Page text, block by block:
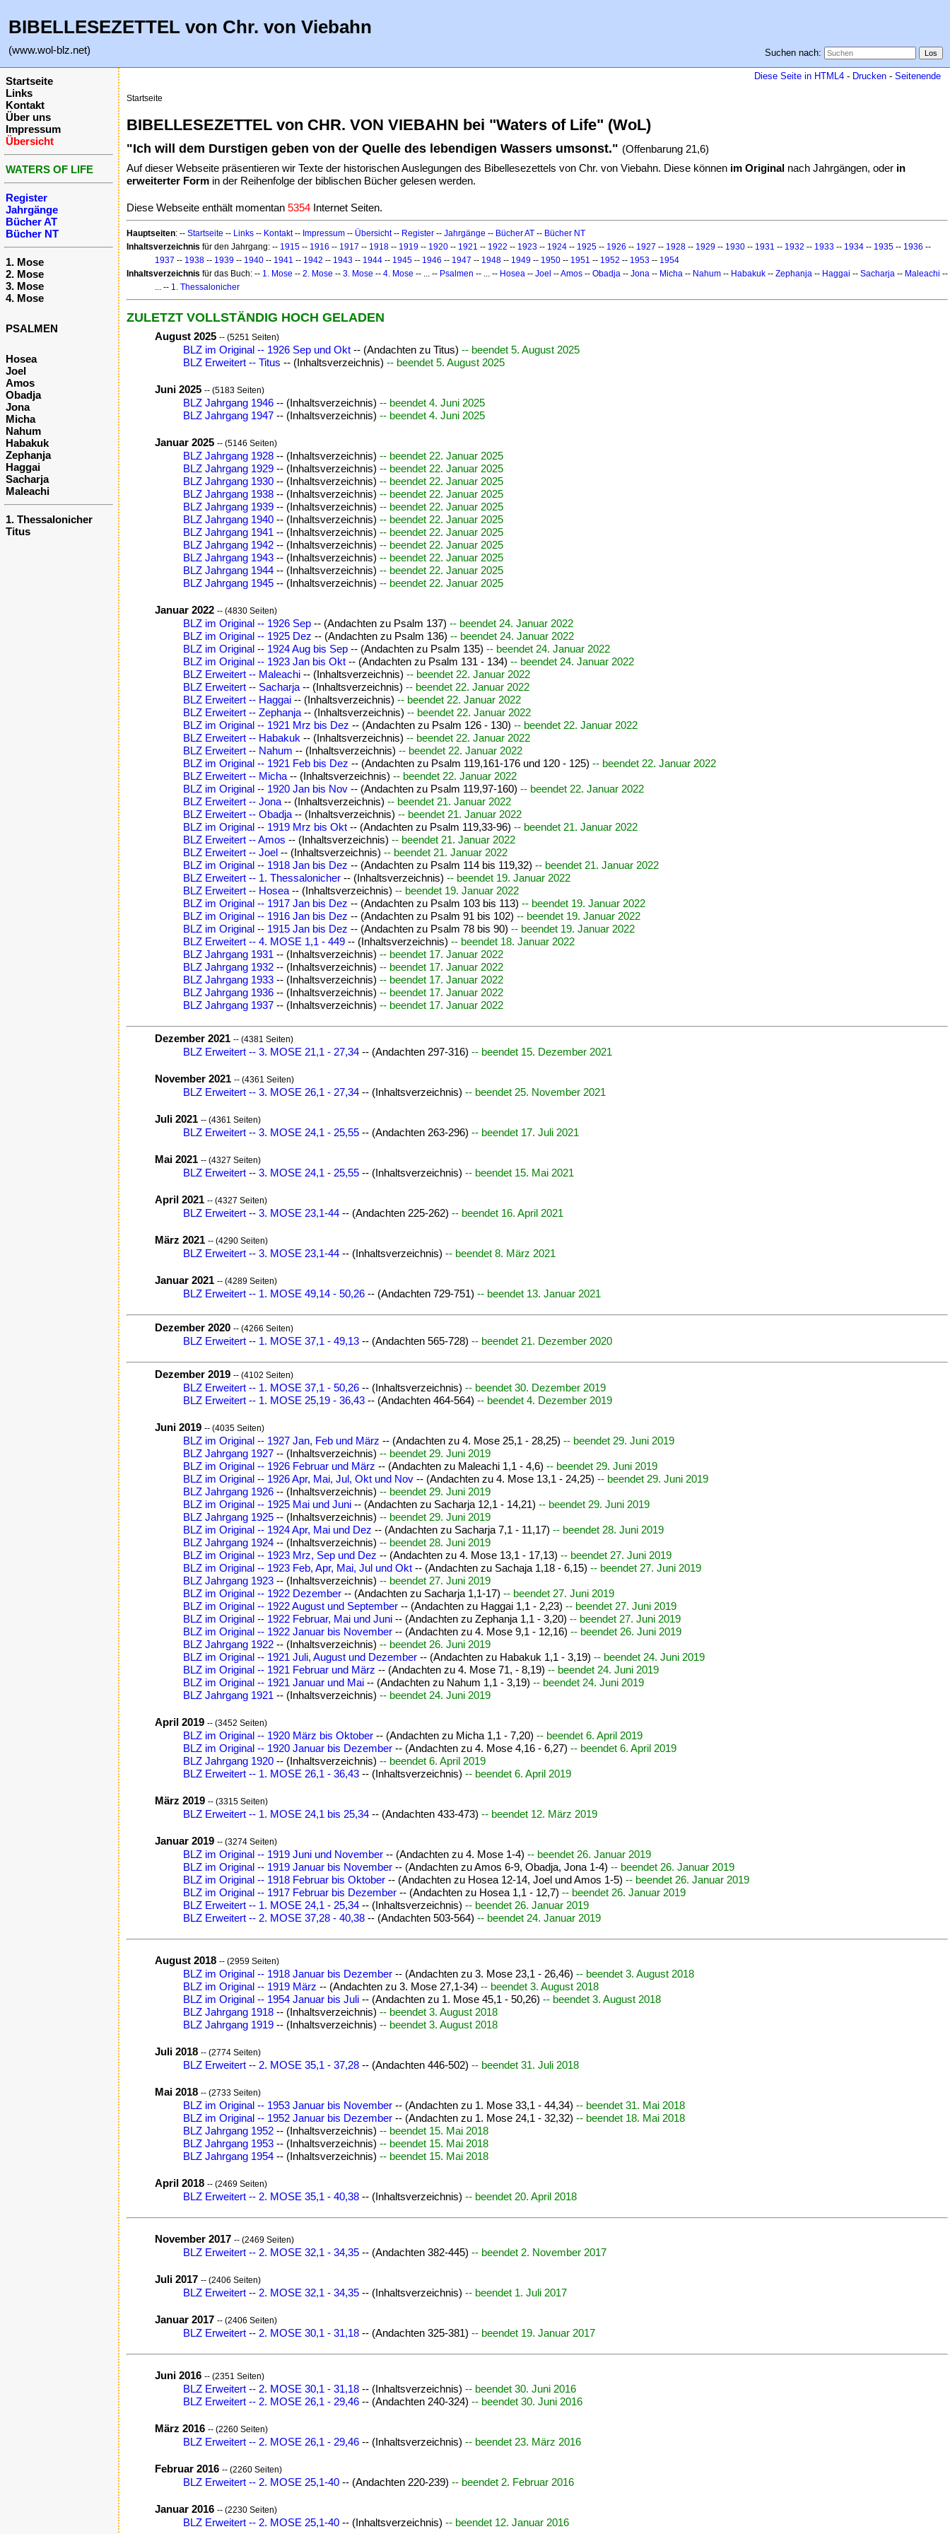
BIBELLESEZETTEL von Chr. von Viebahn
(www.wol-blz.net) Suchen nach:
Startseite
Links
Kontakt
Über uns
Impressum
Übersicht
WATERS OF LIFE
Register
Jahrgänge
Bücher AT
Bücher NT
1. Mose
2. Mose
3. Mose
4. Mose
PSALMEN
Hosea
Joel
Amos
Obadja
Jona
Micha
Nahum
Habakuk
Zephanja
Haggai
Sacharja
Maleachi
1. Thessalonicher
Titus
Diese Seite in HTML4 - Drucken - Seitenende
Startseite
BIBELLESEZETTEL von CHR. VON VIEBAHN bei "Waters of Life" (WoL)
"Ich will dem Durstigen geben von der Quelle des lebendigen Wassers umsonst." (Offenbarung 21,6)
Auf dieser Webseite präsentieren wir Texte der historischen Auslegungen des Bibellesezettels von Chr. von Viebahn. Diese können im Original nach Jahrgängen, oder in
erweiterter Form in der Reihenfolge der biblischen Bücher gelesen werden.
Diese Webseite enthält momentan 5354 Internet Seiten.
Hauptseiten: -- Startseite -- Links -- Kontakt-- Impressum -- Übersicht-- Register -- Jahrgänge -- Bücher AT -- Bücher NT
Inhaltsverzeichnis für den Jahrgang: -- 1915 -- 1916 -- 1917 -- 1918 -- 1919 -- 1920 -- 1921 -- 1922 -- 1923 -- 1924 -- 1925 -- 1926 -- 1927 -- 1928 -- 1929 -- 1930 -- 1931 -- 1932 -- 1933 -- 1934 -- 1935 -- 1936 --
1937 -- 1938 -- 1939 -- 1940 -- 1941 -- 1942 -- 1943 -- 1944 -- 1945 -- 1946 -- 1947 -- 1948 -- 1949 -- 1950 -- 1951 -- 1952 -- 1953 -- 1954
Inhaltsverzeichnis für das Buch: -- 1. Mose -- 2. Mose -- 3. Mose -- 4. Mose -- ... -- Psalmen -- ... -- Hosea -- Joel --Amos -- Obadja -- Jona -- Micha -- Nahum -- Habakuk -- Zephanja -- Haggai -- Sacharja -- Maleachi --
... -- 1. Thessalonicher
ZULETZT VOLLSTÄNDIG HOCH GELADEN
August 2025 -- (5251 Seiten)
BLZ im Original -- 1926 Sep und Okt -- (Andachten zu Titus) -- beendet 5. August 2025
BLZ Erweitert -- Titus -- (Inhaltsverzeichnis) -- beendet 5. August 2025
Juni 2025 -- (5183 Seiten)
BLZ Jahrgang 1946 -- (Inhaltsverzeichnis) -- beendet 4. Juni 2025
BLZ Jahrgang 1947 -- (Inhaltsverzeichnis) -- beendet 4. Juni 2025
Januar 2025 -- (5146 Seiten)
BLZ Jahrgang 1928 -- (Inhaltsverzeichnis) -- beendet 22. Januar 2025
BLZ Jahrgang 1929 -- (Inhaltsverzeichnis) -- beendet 22. Januar 2025
BLZ Jahrgang 1930 -- (Inhaltsverzeichnis) -- beendet 22. Januar 2025
BLZ Jahrgang 1938 -- (Inhaltsverzeichnis) -- beendet 22. Januar 2025
BLZ Jahrgang 1939 -- (Inhaltsverzeichnis) -- beendet 22. Januar 2025
BLZ Jahrgang 1940 -- (Inhaltsverzeichnis) -- beendet 22. Januar 2025
BLZ Jahrgang 1941 -- (Inhaltsverzeichnis) -- beendet 22. Januar 2025
BLZ Jahrgang 1942 -- (Inhaltsverzeichnis) -- beendet 22. Januar 2025
BLZ Jahrgang 1943 -- (Inhaltsverzeichnis) -- beendet 22. Januar 2025
BLZ Jahrgang 1944 -- (Inhaltsverzeichnis) -- beendet 22. Januar 2025
BLZ Jahrgang 1945 -- (Inhaltsverzeichnis) -- beendet 22. Januar 2025
Januar 2022 -- (4830 Seiten)
BLZ im Original -- 1926 Sep -- (Andachten zu Psalm 137) -- beendet 24. Januar 2022
BLZ im Original -- 1925 Dez -- (Andachten zu Psalm 136) -- beendet 24. Januar 2022
BLZ im Original -- 1924 Aug bis Sep -- (Andachten zu Psalm 135) -- beendet 24. Januar 2022
BLZ im Original -- 1923 Jan bis Okt -- (Andachten zu Psalm 131 - 134) -- beendet 24. Januar 2022
BLZ Erweitert -- Maleachi -- (Inhaltsverzeichnis) -- beendet 22. Januar 2022
BLZ Erweitert -- Sacharja -- (Inhaltsverzeichnis) -- beendet 22. Januar 2022
BLZ Erweitert -- Haggai -- (Inhaltsverzeichnis) -- beendet 22. Januar 2022
BLZ Erweitert -- Zephanja -- (Inhaltsverzeichnis) -- beendet 22. Januar 2022
BLZ im Original -- 1921 Mrz bis Dez -- (Andachten zu Psalm 126 - 130) -- beendet 22. Januar 2022
BLZ Erweitert -- Habakuk -- (Inhaltsverzeichnis) -- beendet 22. Januar 2022
BLZ Erweitert -- Nahum -- (Inhaltsverzeichnis) -- beendet 22. Januar 2022
BLZ im Original -- 1921 Feb bis Dez -- (Andachten zu Psalm 119,161-176 und 120 - 125) -- beendet 22. Januar 2022
BLZ Erweitert -- Micha -- (Inhaltsverzeichnis) -- beendet 22. Januar 2022
BLZ im Original -- 1920 Jan bis Nov -- (Andachten zu Psalm 119,97-160) -- beendet 22. Januar 2022
BLZ Erweitert -- Jona -- (Inhaltsverzeichnis) -- beendet 21. Januar 2022
BLZ Erweitert -- Obadja -- (Inhaltsverzeichnis) -- beendet 21. Januar 2022
BLZ im Original -- 1919 Mrz bis Okt -- (Andachten zu Psalm 119,33-96) -- beendet 21. Januar 2022
BLZ Erweitert -- Amos -- (Inhaltsverzeichnis) -- beendet 21. Januar 2022
BLZ Erweitert -- Joel -- (Inhaltsverzeichnis) -- beendet 21. Januar 2022
BLZ im Original -- 1918 Jan bis Dez -- (Andachten zu Psalm 114 bis 119,32) -- beendet 21. Januar 2022
BLZ Erweitert -- 1. Thessalonicher -- (Inhaltsverzeichnis) -- beendet 19. Januar 2022
BLZ Erweitert -- Hosea -- (Inhaltsverzeichnis) -- beendet 19. Januar 2022
BLZ im Original -- 1917 Jan bis Dez -- (Andachten zu Psalm 103 bis 113) -- beendet 19. Januar 2022
BLZ im Original -- 1916 Jan bis Dez -- (Andachten zu Psalm 91 bis 102) -- beendet 19. Januar 2022
BLZ im Original -- 1915 Jan bis Dez -- (Andachten zu Psalm 78 bis 90) -- beendet 19. Januar 2022
BLZ Erweitert -- 4. MOSE 1,1 - 449 -- (Inhaltsverzeichnis) -- beendet 18. Januar 2022
BLZ Jahrgang 1931 -- (Inhaltsverzeichnis) -- beendet 17. Januar 2022
BLZ Jahrgang 1932 -- (Inhaltsverzeichnis) -- beendet 17. Januar 2022
BLZ Jahrgang 1933 -- (Inhaltsverzeichnis) -- beendet 17. Januar 2022
BLZ Jahrgang 1936 -- (Inhaltsverzeichnis) -- beendet 17. Januar 2022
BLZ Jahrgang 1937 -- (Inhaltsverzeichnis) -- beendet 17. Januar 2022
Dezember 2021 -- (4381 Seiten)
BLZ Erweitert -- 3. MOSE 21,1 - 27,34 -- (Andachten 297-316) -- beendet 15. Dezember 2021
November 2021 -- (4361 Seiten)
BLZ Erweitert -- 3. MOSE 26,1 - 27,34 -- (Inhaltsverzeichnis) -- beendet 25. November 2021
Juli 2021 -- (4361 Seiten)
BLZ Erweitert -- 3. MOSE 24,1 - 25,55 -- (Andachten 263-296) -- beendet 17. Juli 2021
Mai 2021 -- (4327 Seiten)
BLZ Erweitert -- 3. MOSE 24,1 - 25,55 -- (Inhaltsverzeichnis) -- beendet 15. Mai 2021
April 2021 -- (4327 Seiten)
BLZ Erweitert -- 3. MOSE 23,1-44 -- (Andachten 225-262) -- beendet 16. April 2021
März 2021 -- (4290 Seiten)
BLZ Erweitert -- 3. MOSE 23,1-44 -- (Inhaltsverzeichnis) -- beendet 8. März 2021
Januar 2021 -- (4289 Seiten)
BLZ Erweitert -- 1. MOSE 49,14 - 50,26 -- (Andachten 729-751) -- beendet 13. Januar 2021
Dezember 2020 -- (4266 Seiten)
BLZ Erweitert -- 1. MOSE 37,1 - 49,13 -- (Andachten 565-728) -- beendet 21. Dezember 2020
Dezember 2019 -- (4102 Seiten)
BLZ Erweitert -- 1. MOSE 37,1 - 50,26 -- (Inhaltsverzeichnis) -- beendet 30. Dezember 2019
BLZ Erweitert -- 1. MOSE 25,19 - 36,43 -- (Andachten 464-564) -- beendet 4. Dezember 2019
Juni 2019 -- (4035 Seiten)
BLZ im Original -- 1927 Jan, Feb und März -- (Andachten zu 4. Mose 25,1 - 28,25) -- beendet 29. Juni 2019
BLZ Jahrgang 1927 -- (Inhaltsverzeichnis) -- beendet 29. Juni 2019
BLZ im Original -- 1926 Februar und März -- (Andachten zu Maleachi 1,1 - 4,6) -- beendet 29. Juni 2019
BLZ im Original -- 1926 Apr, Mai, Jul, Okt und Nov -- (Andachten zu 4. Mose 13,1 - 24,25) -- beendet 29. Juni 2019
BLZ Jahrgang 1926 -- (Inhaltsverzeichnis) -- beendet 29. Juni 2019
BLZ im Original -- 1925 Mai und Juni -- (Andachten zu Sacharja 12,1 - 14,21) -- beendet 29. Juni 2019
BLZ Jahrgang 1925 -- (Inhaltsverzeichnis) -- beendet 29. Juni 2019
BLZ im Original -- 1924 Apr, Mai und Dez -- (Andachten zu Sacharja 7,1 - 11,17) -- beendet 28. Juni 2019
BLZ Jahrgang 1924 -- (Inhaltsverzeichnis) -- beendet 28. Juni 2019
BLZ im Original -- 1923 Mrz, Sep und Dez -- (Andachten zu 4. Mose 13,1 - 17,13) -- beendet 27. Juni 2019
BLZ im Original -- 1923 Feb, Apr, Mai, Jul und Okt -- (Andachten zu Sachaja 1,18 - 6,15) -- beendet 27. Juni 2019
BLZ Jahrgang 1923 -- (Inhaltsverzeichnis) -- beendet 27. Juni 2019
BLZ im Original -- 1922 Dezember -- (Andachten zu Sacharja 1,1-17) -- beendet 27. Juni 2019
BLZ im Original -- 1922 August und September -- (Andachten zu Haggai 1,1 - 2,23) -- beendet 27. Juni 2019
BLZ im Original -- 1922 Februar, Mai und Juni -- (Andachten zu Zephanja 1,1 - 3,20) -- beendet 27. Juni 2019
BLZ im Original -- 1922 Januar bis November -- (Andachten zu 4. Mose 9,1 - 12,16) -- beendet 26. Juni 2019
BLZ Jahrgang 1922 -- (Inhaltsverzeichnis) -- beendet 26. Juni 2019
BLZ im Original -- 1921 Juli, August und Dezember -- (Andachten zu Habakuk 1,1 - 3,19) -- beendet 24. Juni 2019
BLZ im Original -- 1921 Februar und März -- (Andachten zu 4. Mose 71, - 8,19) -- beendet 24. Juni 2019
BLZ im Original -- 1921 Januar und Mai -- (Andachten zu Nahum 1,1 - 3,19) -- beendet 24. Juni 2019
BLZ Jahrgang 1921 -- (Inhaltsverzeichnis) -- beendet 24. Juni 2019
April 2019 -- (3452 Seiten)
BLZ im Original -- 1920 März bis Oktober -- (Andachten zu Micha 1,1 - 7,20) -- beendet 6. April 2019
BLZ im Original -- 1920 Januar bis Dezember -- (Andachten zu 4. Mose 4,16 - 6,27) -- beendet 6. April 2019
BLZ Jahrgang 1920 -- (Inhaltsverzeichnis) -- beendet 6. April 2019
BLZ Erweitert -- 1. MOSE 26,1 - 36,43 -- (Inhaltsverzeichnis) -- beendet 6. April 2019
März 2019 -- (3315 Seiten)
BLZ Erweitert -- 1. MOSE 24,1 bis 25,34 -- (Andachten 433-473) -- beendet 12. März 2019
Januar 2019 -- (3274 Seiten)
BLZ im Original -- 1919 Juni und November -- (Andachten zu 4. Mose 1-4) -- beendet 26. Januar 2019
BLZ im Original -- 1919 Januar bis November -- (Andachten zu Amos 6-9, Obadja, Jona 1-4) -- beendet 26. Januar 2019
BLZ im Original -- 1918 Februar bis Oktober -- (Andachten zu Hosea 12-14, Joel und Amos 1-5) -- beendet 26. Januar 2019
BLZ im Original -- 1917 Februar bis Dezember -- (Andachten zu Hosea 1,1 - 12,7) -- beendet 26. Januar 2019
BLZ Erweitert -- 1. MOSE 24,1 - 25,34 -- (Inhaltsverzeichnis) -- beendet 26. Januar 2019
BLZ Erweitert -- 2. MOSE 37,28 - 40,38 -- (Andachten 503-564) -- beendet 24. Januar 2019
August 2018 -- (2959 Seiten)
BLZ im Original -- 1918 Januar bis Dezember -- (Andachten zu 3. Mose 23,1 - 26,46) -- beendet 3. August 2018
BLZ im Original -- 1919 März -- (Andachten zu 3. Mose 27,1-34) -- beendet 3. August 2018
BLZ im Original -- 1954 Januar bis Juli -- (Andachten zu 1. Mose 45,1 - 50,26) -- beendet 3. August 2018
BLZ Jahrgang 1918 -- (Inhaltsverzeichnis) -- beendet 3. August 2018
BLZ Jahrgang 1919 -- (Inhaltsverzeichnis) -- beendet 3. August 2018
Juli 2018 -- (2774 Seiten)
BLZ Erweitert -- 2. MOSE 35,1 - 37,28 -- (Andachten 446-502) -- beendet 31. Juli 2018
Mai 2018 -- (2733 Seiten)
BLZ im Original -- 1953 Januar bis November -- (Andachten zu 1. Mose 33,1 - 44,34) -- beendet 31. Mai 2018
BLZ im Original -- 1952 Januar bis Dezember -- (Andachten zu 1. Mose 24,1 - 32,32) -- beendet 18. Mai 2018
BLZ Jahrgang 1952 -- (Inhaltsverzeichnis) -- beendet 15. Mai 2018
BLZ Jahrgang 1953 -- (Inhaltsverzeichnis) -- beendet 15. Mai 2018
BLZ Jahrgang 1954 -- (Inhaltsverzeichnis) -- beendet 15. Mai 2018
April 2018 -- (2469 Seiten)
BLZ Erweitert -- 2. MOSE 35,1 - 40,38 -- (Inhaltsverzeichnis) -- beendet 20. April 2018
November 2017 -- (2469 Seiten)
BLZ Erweitert -- 2. MOSE 32,1 - 34,35 -- (Andachten 382-445) -- beendet 2. November 2017
Juli 2017 -- (2406 Seiten)
BLZ Erweitert -- 2. MOSE 32,1 - 34,35 -- (Inhaltsverzeichnis) -- beendet 1. Juli 2017
Januar 2017 -- (2406 Seiten)
BLZ Erweitert -- 2. MOSE 30,1 - 31,18 -- (Andachten 325-381) -- beendet 19. Januar 2017
Juni 2016 -- (2351 Seiten)
BLZ Erweitert -- 2. MOSE 30,1 - 31,18 -- (Inhaltsverzeichnis) -- beendet 30. Juni 2016
BLZ Erweitert -- 2. MOSE 26,1 - 29,46 -- (Andachten 240-324) -- beendet 30. Juni 2016
März 2016 -- (2260 Seiten)
BLZ Erweitert -- 2. MOSE 26,1 - 29,46 -- (Inhaltsverzeichnis) -- beendet 23. März 2016
Februar 2016 -- (2260 Seiten)
BLZ Erweitert -- 2. MOSE 25,1-40 -- (Andachten 220-239) -- beendet 2. Februar 2016
Januar 2016 -- (2230 Seiten)
BLZ Erweitert -- 2. MOSE 25,1-40 -- (Inhaltsverzeichnis) -- beendet 12. Januar 2016